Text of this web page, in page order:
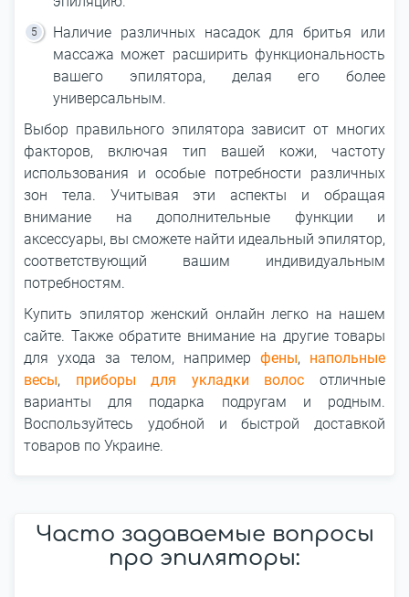
Наличие различных насадок для бритья или
массажа может расширить функциональность
вашего эпилятора, делая его более
универсальным.
Выбор правильного эпилятора зависит от многих
факторов, включая тип вашей кожи, частоту
использования и особые потребности различных
зон тела. Учитывая эти аспекты и обращая
внимание на дополнительные функции и
аксессуары, вы сможете найти идеальный эпилятор,
соответствующий вашим индивидуальным
потребностям.
Купить эпилятор женский онлайн легко на нашем
сайте. Также обратите внимание на другие товары
для ухода за телом, например фены, напольные
весы, приборы для укладки волос отличные
варианты для подарка подругам и родным.
Воспользуйтесь удобной и быстрой доставкой
товаров по Украине.
Часто задаваемые вопросы
про эпиляторы: